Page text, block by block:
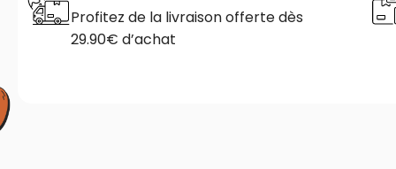
Profitez de la livraison offerte dès
29.90€ d’achat